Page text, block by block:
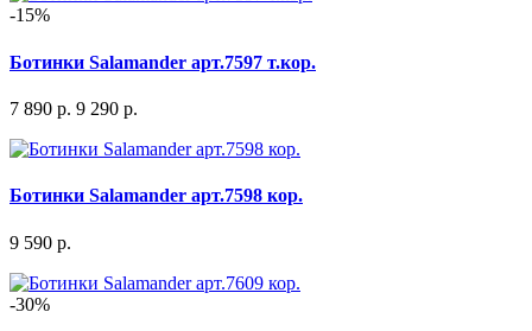
-15%
Ботинки Salamander арт.7597 т.кор.
7 890 р. 9 290 р.
Ботинки Salamander арт.7598 кор.
9 590 р.
-30%